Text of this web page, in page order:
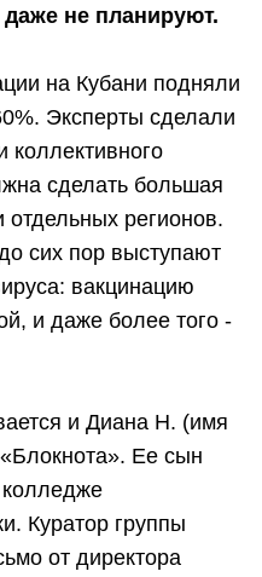
не планируют.
на Кубани подняли
Эксперты сделали
коллективного
сделать большая
отдельных регионов.
сих пор выступают
вакцинацию
и даже более того -
и Диана Н. (имя
Ее сын
колледже
Куратор группы
от директора